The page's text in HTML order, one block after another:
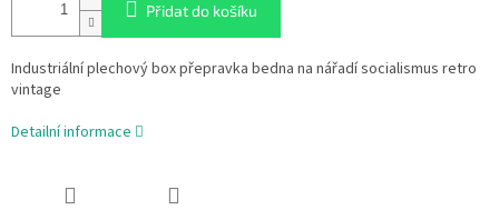
Přidat do košíku
Industriální plechový box přepravka bedna na nářadí socialismus retro
vintage
Detailní informace